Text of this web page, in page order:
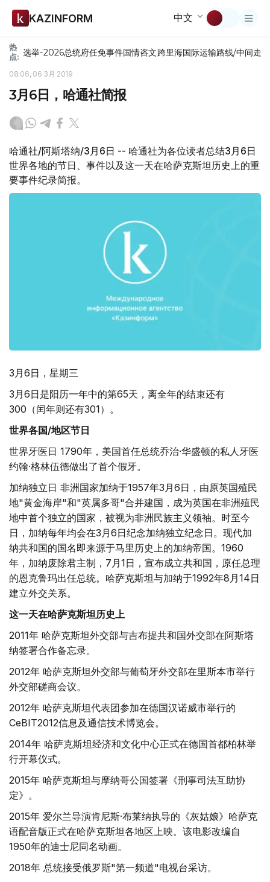
KAZINFORM 中文
热
点: 选举-2026总统府任免事件国情咨文跨里海国际运输路线/中间走廊
08:06, 06 3月 2019
3月6日，哈通社简报
哈通社/阿斯塔纳/3月6日 -- 哈通社为各位读者总结3月6日
世界各地的节日、事件以及这一天在哈萨克斯坦历史上的重
要事件纪录简报。
3月6日，星期三
3月6日是阳历一年中的第65天，离全年的结束还有
300（闰年则还有301）。
世界各国/地区节日
世界牙医日 1790年，美国首任总统乔治·华盛顿的私人牙医
约翰·格林伍德做出了首个假牙。
加纳独立日 非洲国家加纳于1957年3月6日，由原英国殖民
地"黄金海岸"和"英属多哥"合并建国，成为英国在非洲殖民
地中首个独立的国家，被视为非洲民族主义领袖。时至今
日，加纳每年均会在3月6日纪念加纳独立纪念日。现代加
纳共和国的国名即来源于马里历史上的加纳帝国。1960
年，加纳废除君主制，7月1日，宣布成立共和国，原任总理
的恩克鲁玛出任总统。哈萨克斯坦与加纳于1992年8月14日
建立外交关系。
这一天在哈萨克斯坦历史上
2011年 哈萨克斯坦外交部与吉布提共和国外交部在阿斯塔
纳签署合作备忘录。
2012年 哈萨克斯坦外交部与葡萄牙外交部在里斯本市举行
外交部磋商会议。
2012年 哈萨克斯坦代表团参加在德国汉诺威市举行的
CeBIT2012信息及通信技术博览会。
2014年 哈萨克斯坦经济和文化中心正式在德国首都柏林举
行开幕仪式。
2015年 哈萨克斯坦与摩纳哥公国签署《刑事司法互助协
定》。
2015年 爱尔兰导演肯尼斯·布莱纳执导的《灰姑娘》哈萨克
语配音版正式在哈萨克斯坦各地区上映。该电影改编自
1950年的迪士尼同名动画。
2018年 总统接受俄罗斯"第一频道"电视台采访。